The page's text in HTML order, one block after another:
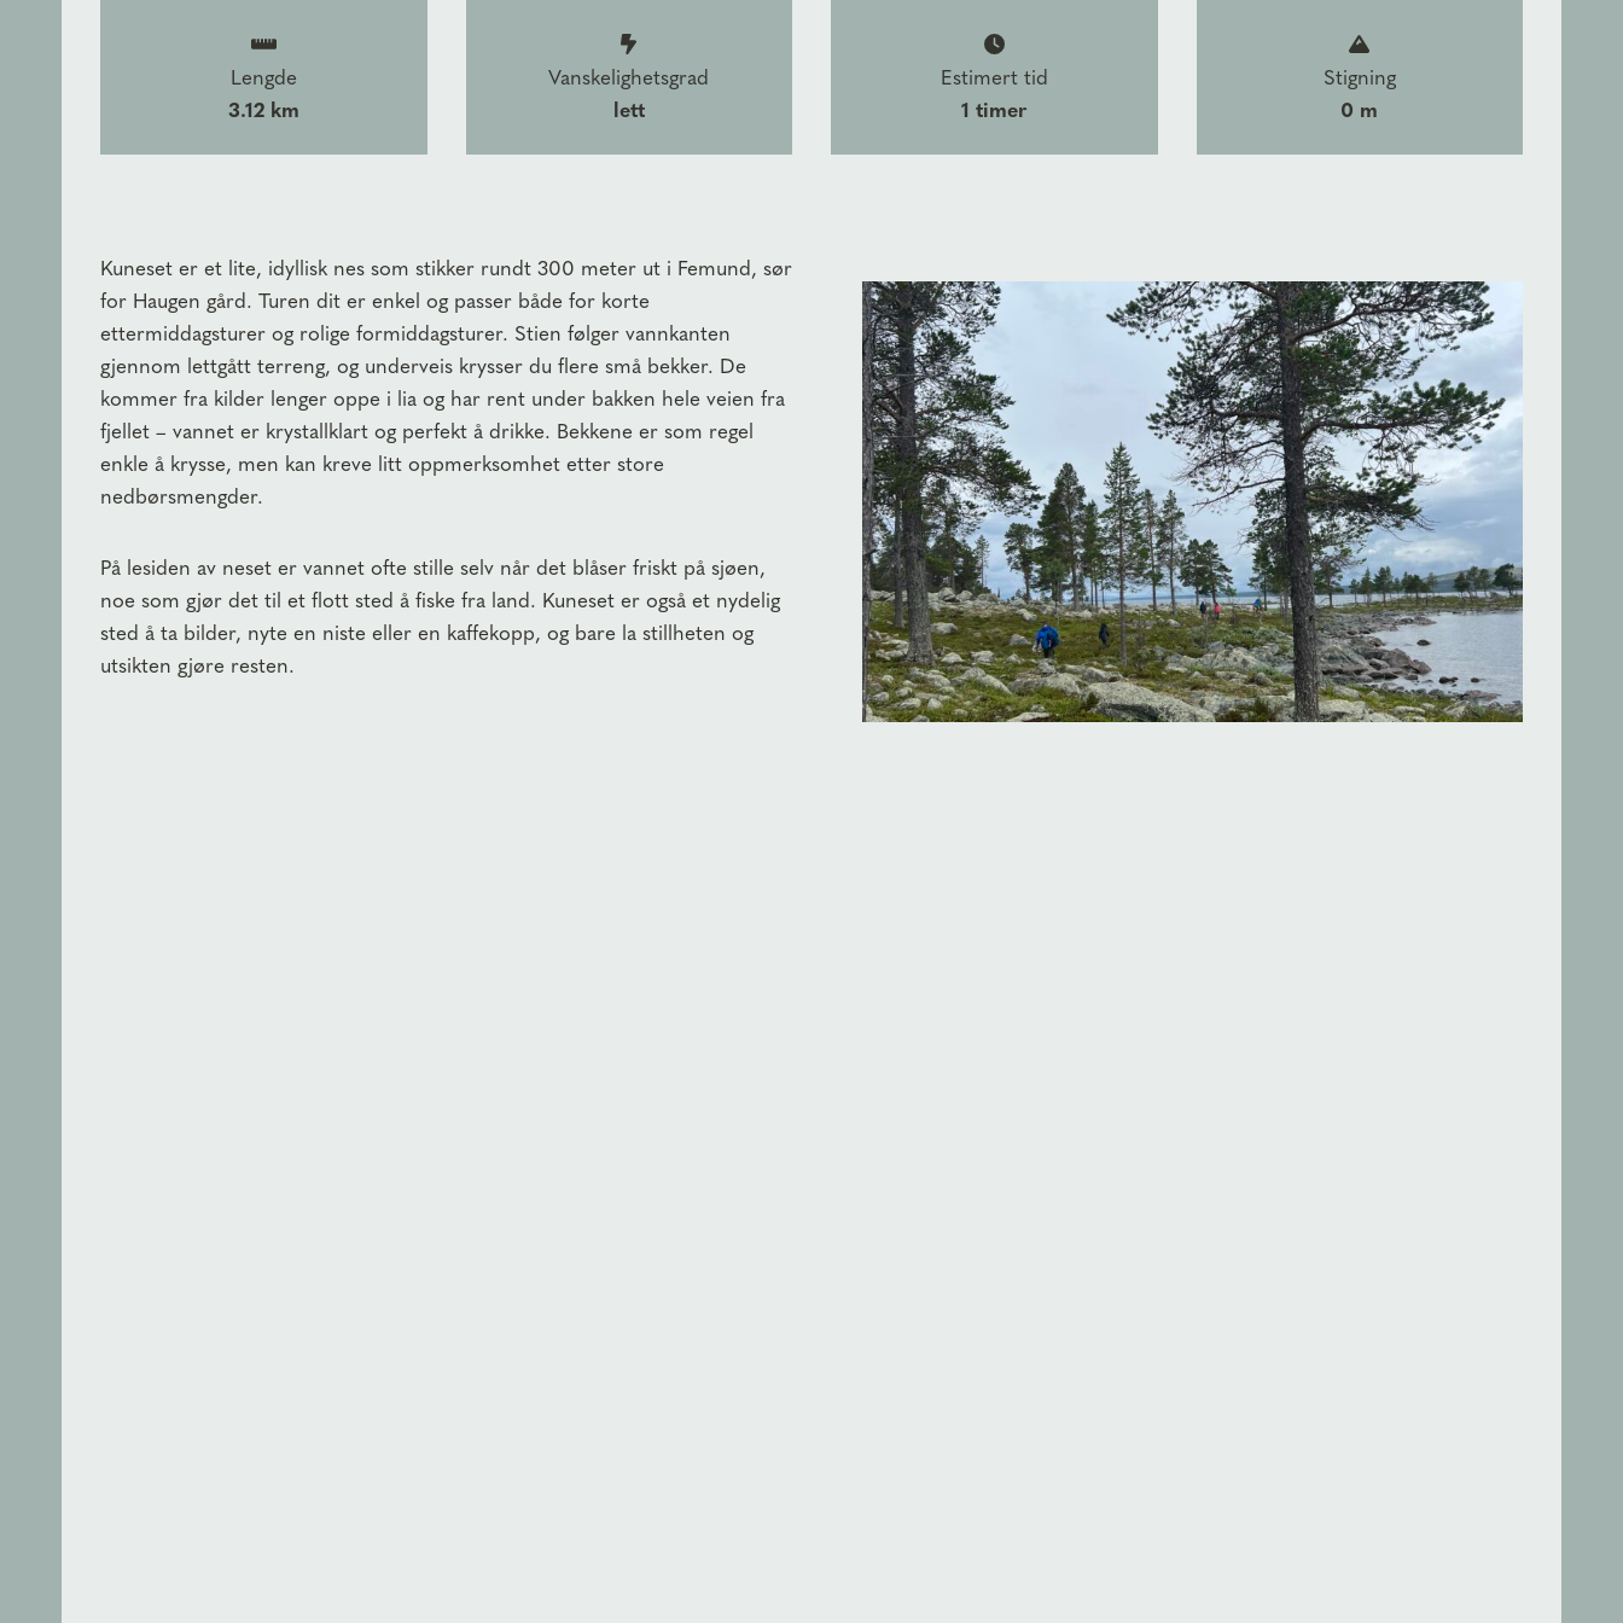
Lengde
3.12 km
Vanskelighetsgrad
lett
Estimert tid
1 timer
Stigning
0 m
Kuneset er et lite, idyllisk nes som stikker rundt 300 meter ut i Femund, sør
for Haugen gård. Turen dit er enkel og passer både for korte
ettermiddagsturer og rolige formiddagsturer. Stien følger vannkanten
gjennom lettgått terreng, og underveis krysser du flere små bekker. De
kommer fra kilder lenger oppe i lia og har rent under bakken hele veien fra
fjellet – vannet er krystallklart og perfekt å drikke. Bekkene er som regel
enkle å krysse, men kan kreve litt oppmerksomhet etter store
nedbørsmengder.
På lesiden av neset er vannet ofte stille selv når det blåser friskt på sjøen,
noe som gjør det til et flott sted å fiske fra land. Kuneset er også et nydelig
sted å ta bilder, nyte en niste eller en kaffekopp, og bare la stillheten og
utsikten gjøre resten.